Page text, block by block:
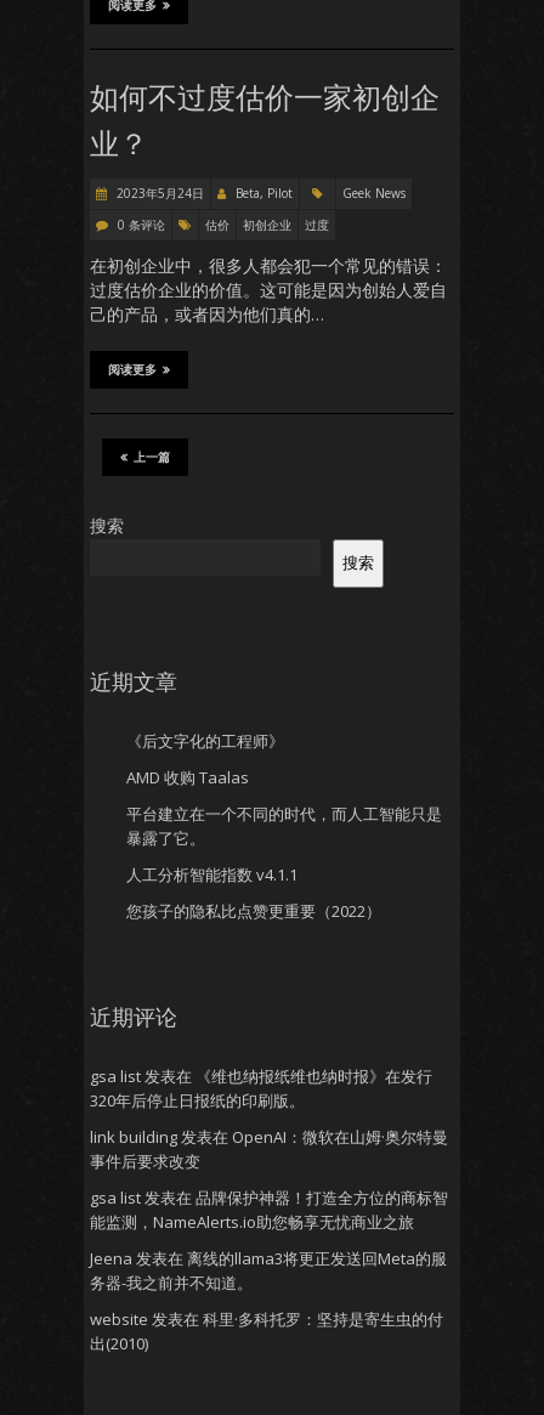
阅读更多
如何不过度估价一家初创企
业？
2023年5月24日 Beta, Pilot
Geek News
0 条评论
估价 初创企业 过度
在初创企业中，很多人都会犯一个常见的错误：
过度估价企业的价值。这可能是因为创始人爱自
己的产品，或者因为他们真的…
阅读更多
上一篇
搜索
搜索
近期文章
《后文字化的工程师》
AMD 收购 Taalas
平台建立在一个不同的时代，而人工智能只是
暴露了它。
人工分析智能指数 v4.1.1
您孩子的隐私比点赞更重要（2022）
近期评论
gsa list发表在
《维也纳报纸维也纳时报》在发行
320年后停止日报纸的印刷版。
link building发表在 OpenAI：微软在山姆·奥尔特曼
事件后要求改变
gsa list发表在 品牌保护神器！打造全方位的商标智
能监测，NameAlerts.io助您畅享无忧商业之旅
Jeena 发表在 离线的llama3将更正发送回Meta的服
务器-我之前并不知道。
website 发表在 科里·多科托罗：坚持是寄生虫的付
出(2010)